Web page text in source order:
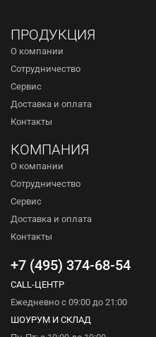
ПРОДУКЦИЯ
О компании
Сотрудничество
Сервис
Доставка и оплата
Контакты
КОМПАНИЯ
О компании
Сотрудничество
Сервис
Доставка и оплата
Контакты
+7 (495) 374-68-54
CALL-ЦЕНТР
Ежедневно с 09:00 до 21:00
ШОУРУМ И СКЛАД